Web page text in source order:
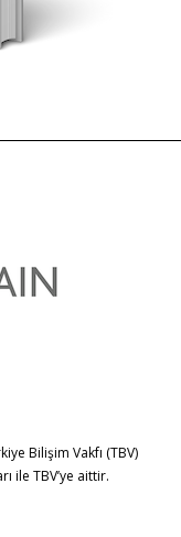
Bilişim Vakfı (TBV)
ile TBV’ye aittir.